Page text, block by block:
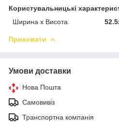
Користувальницькі
Ширина х Висота
Приховати
Умови доставки
Нова Пошта
Самовивіз
Транспортна компанія